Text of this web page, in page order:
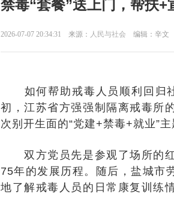
禁毒“套餐”送上门，帮扶+
2026-07-07 20:34:31 来源： 人民与社会 编辑：辛文
如何帮助戒毒人员顺利回归社
初，江苏省方强强制隔离戒毒所
次别开生面的“党建+禁毒+就业”主
双方党员先是参观了场所的红
75年的发展历程。随后，盐城市
地了解戒毒人员的日常康复训练